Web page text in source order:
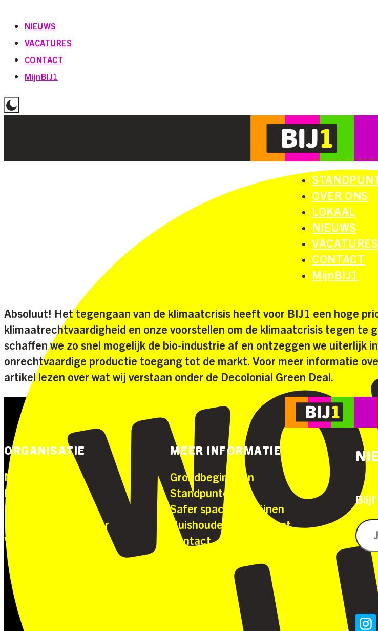
NIEUWS
VACATURES
CONTACT
MijnBIJ1
OVER ONS
LOKAAL
NIEUWS
VACATURES
CONTACT
MijnBIJ1
Absoluut! Het tegengaan van de klimaatcrisis heeft voor BIJ1 een hoge
klimaatrechtvaardigheid en onze voorstellen om de klimaatcrisis tegen te
schaffen we zo snel mogelijk de bio-industrie af en ontzeggen we uiterlijk
onrechtvaardige productie toegang tot de markt. Voor meer informatie
artikel lezen over wat wij verstaan onder de Decolonial Green Deal.
ORGANISATIE
Nieuws
Over ons
Organisatiestructuur
Vacatures
MEER INFORMATIE
Grondbeginselen
Standpunten
Safer space-richtlijnen
Huishoudelijk reglement
Contact
Blijf